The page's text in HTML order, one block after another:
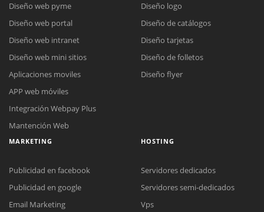
Reunión online
Diseño web pyme
Diseño web portal
Diseño web intranet
Diseño web mini sitios
Aplicaciones moviles
APP web móviles
Integración Webpay Plus
Mantención Web
Diseño logo
Diseño de catálogos
Diseño tarjetas
Diseño de folletos
Diseño flyer
MARKETING
Publicidad en facebook
Publicidad en google
Email Marketing
HOSTING
Servidores dedicados
Servidores semi-dedicados
Vps